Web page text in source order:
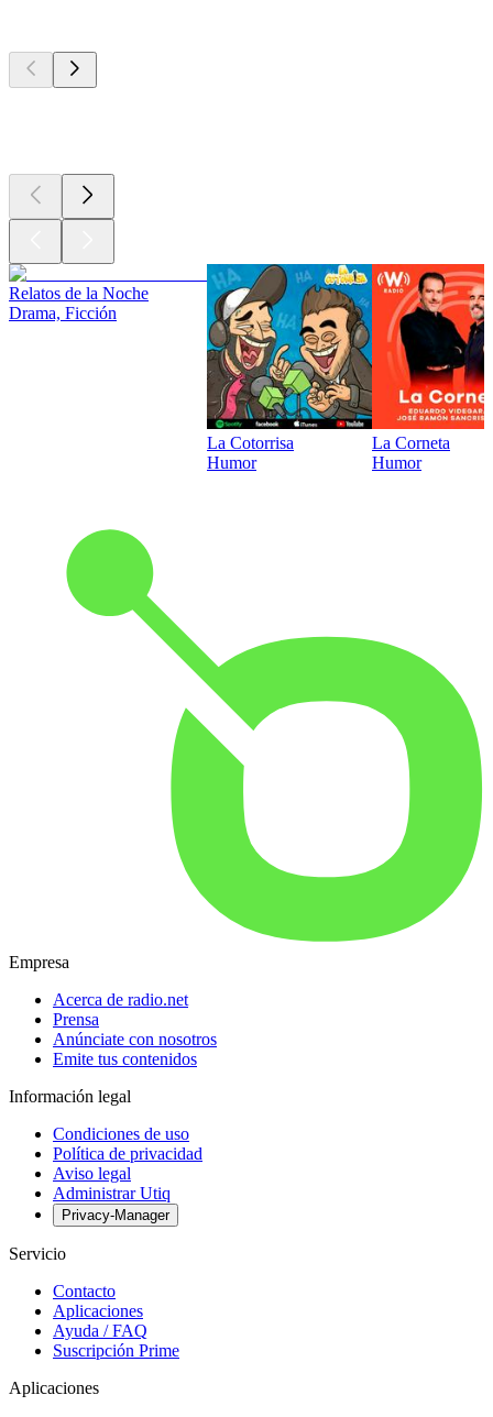
Relatos de la Noche
Drama, Ficción
La Cotorrisa
Humor
La Corneta
Humor
Empresa
Acerca de radio.net
Prensa
Anúnciate con nosotros
Emite tus contenidos
Información legal
Condiciones de uso
Política de privacidad
Aviso legal
Administrar Utiq
Privacy-Manager
Servicio
Contacto
Aplicaciones
Ayuda / FAQ
Suscripción Prime
Aplicaciones